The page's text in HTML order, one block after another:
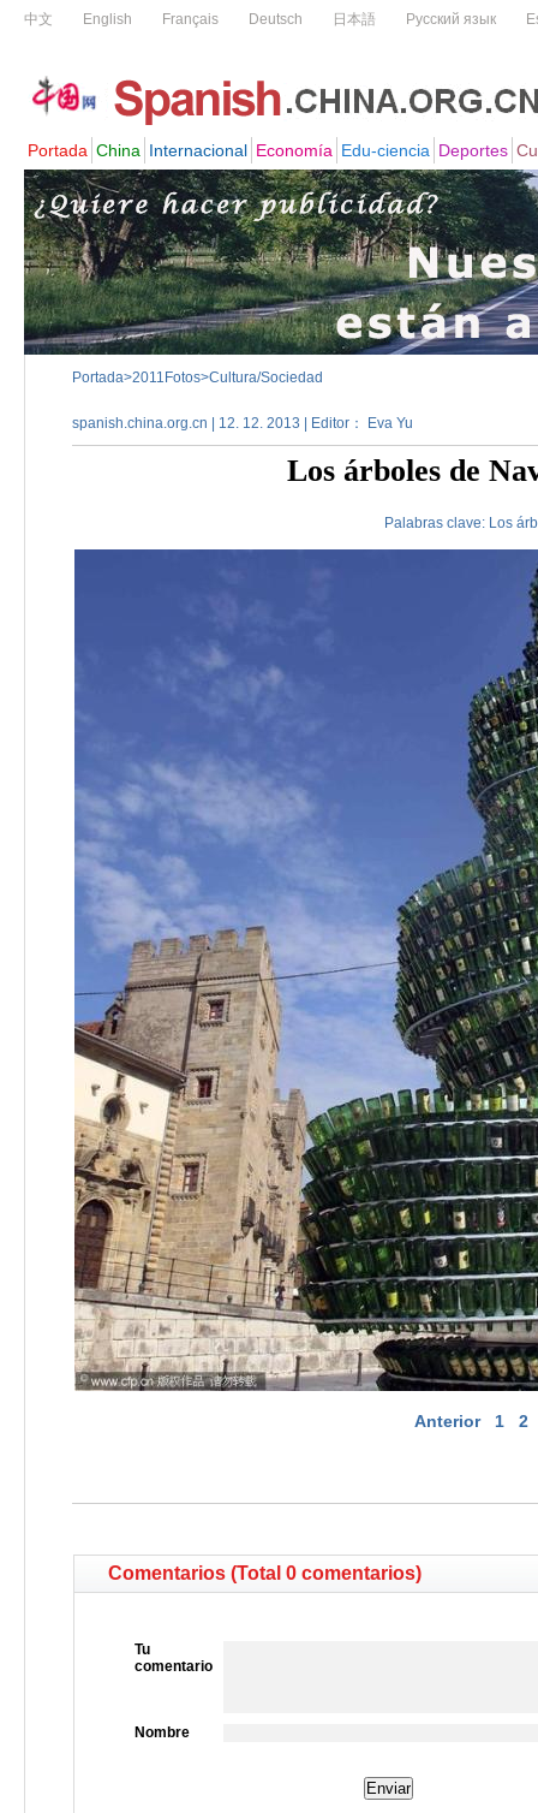
Portada>2011Fotos>Cultura/Sociedad
spanish.china.org.cn | 12. 12. 2013 | Editor： Eva Yu
Los árboles de
Palabras clave: Los
Anterior 1 2
Comentarios (Total 0 comentarios)
Tu
comentario
Nombre